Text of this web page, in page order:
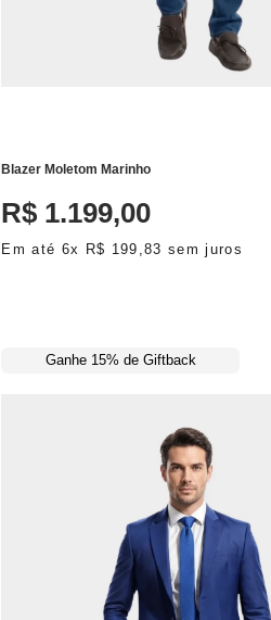
Blazer Moletom Marinho
R$ 1.199,00
Em até 6x R$ 199 ,83 sem juros
Ganhe 15% de Giftback